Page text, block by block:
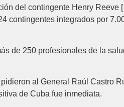
del contingente Henry Reeve
contingentes integrados por
de 250 profesionales de la
al General Raúl Castro
de Cuba fue inmediata.